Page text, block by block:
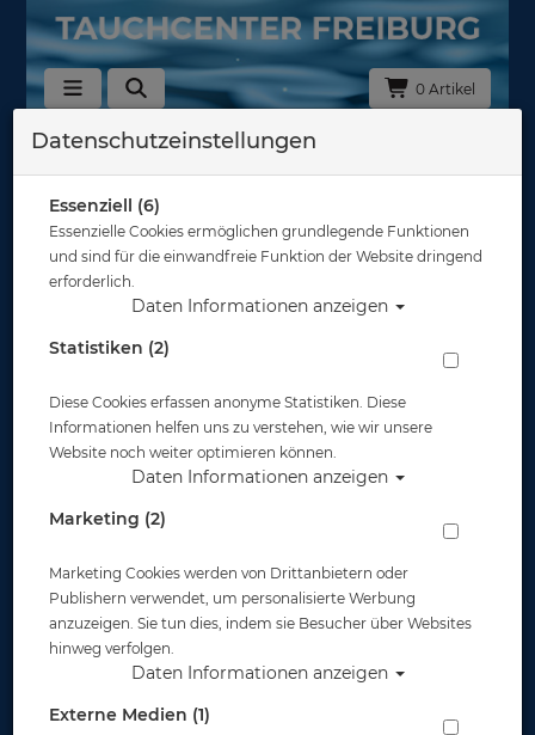
0 Artikel
Zurück
Tusa - Optisches Glas MC-20- Negativ #
Datenschutzeinstellungen
Essenziell (6)
Essenzielle Cookies ermöglichen grundlegende Funktionen
und sind für die einwandfreie Funktion der Website dringend
erforderlich.
Daten Informationen anzeigen
Statistiken (2)
Diese Cookies erfassen anonyme Statistiken. Diese
Informationen helfen uns zu verstehen, wie wir unsere
Website noch weiter optimieren können.
Daten Informationen anzeigen
Marketing (2)
Marketing Cookies werden von Drittanbietern oder
Publishern verwendet, um personalisierte Werbung
anzuzeigen. Sie tun dies, indem sie Besucher über Websites
hinweg verfolgen.
Daten Informationen anzeigen
Externe Medien (1)